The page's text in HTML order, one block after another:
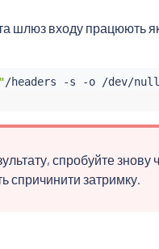
шлюз входу працюють
/headers -s -o /dev/
спробуйте знову
спричинити затримку.